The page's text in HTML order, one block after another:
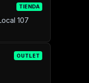
TIENDA
107
OUTLET